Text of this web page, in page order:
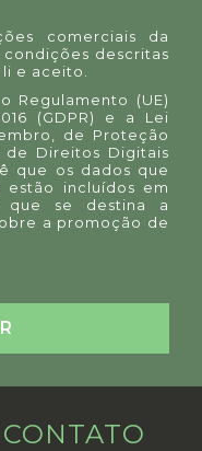
comerciais da
descritas
li e aceito.
Regulamento (UE)
(GDPR) e a Lei
de Proteção
de Direitos Digitais
que os dados que
estão incluídos em
que se destina a
a promoção de